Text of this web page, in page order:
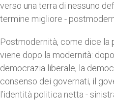
verso una terra di nessuno
termine migliore -
Postmodernità, come dice la
viene dopo la modernità:
democrazia liberale, la
consenso dei governati, il
l’identità politica netta -